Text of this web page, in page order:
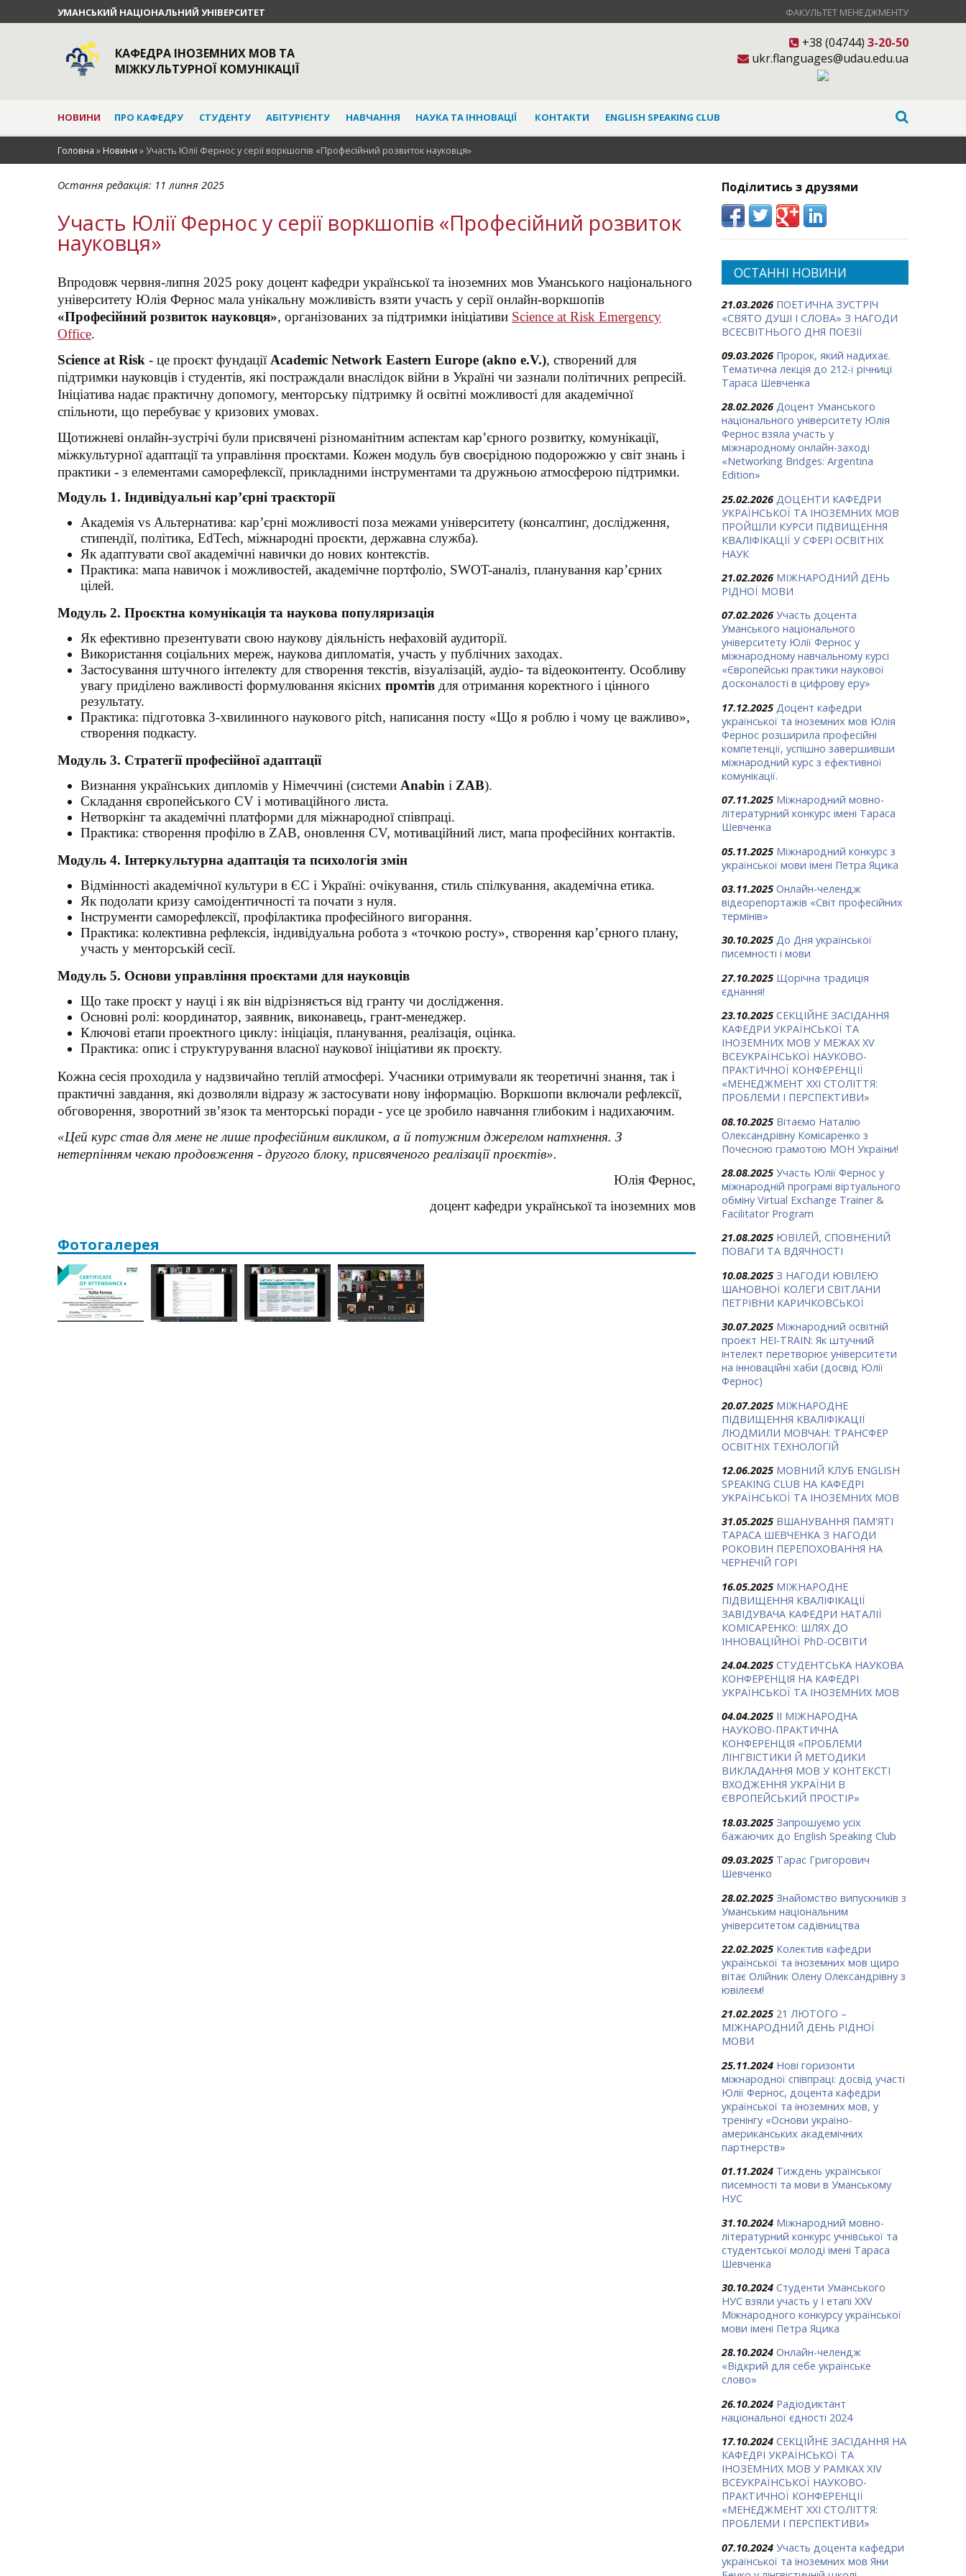
УМАНСЬКИЙ НАЦІОНАЛЬНИЙ УНІВЕРСИТЕТ ФАКУЛЬТЕТ МЕНЕДЖМЕНТУ
КАФЕДРА ІНОЗЕМНИХ МОВ ТА
МІЖКУЛЬТУРНОЇ КОМУНІКАЦІЇ
+38 (04744) 3-20-50
ukr.flanguages@udau.edu.ua
НОВИНИ ПРО КАФЕДРУ СТУДЕНТУ АБІТУРІЄНТУ НАВЧАННЯ НАУКА ТА ІННОВАЦІЇ КОНТАКТИ ENGLISH SPEAKING CLUB
Головна »Новини »Участь Юлії Фернос у серії воркшопів «Професійний розвиток науковця»
Остання редакція: 11 липня 2025
Участь Юлії Фернос у серії воркшопів «Професійний розвиток
науковця»
Впродовж червня-липня 2025 року доцент кафедри української та іноземних мов Уманського національного
університету Юлія Фернос мала унікальну можливість взяти участь у серії онлайн-воркшопів
«Професійний розвиток науковця», організованих за підтримки ініціативи Science at Risk Emergency
Office.
Science at Risk - це проєкт фундації Academic Network Eastern Europe (akno e.V.), створений для
підтримки науковців і студентів, які постраждали внаслідок війни в Україні чи зазнали політичних репресій.
Ініціатива надає практичну допомогу, менторську підтримку й освітні можливості для академічної
спільноти, що перебуває у кризових умовах.
Щотижневі онлайн-зустрічі були присвячені різноманітним аспектам кар’єрного розвитку, комунікації,
міжкультурної адаптації та управління проєктами. Кожен модуль був своєрідною подорожжю у світ знань і
практики - з елементами саморефлексії, прикладними інструментами та дружньою атмосферою підтримки.
Модуль 1. Індивідуальні кар’єрні траєкторії
Академія vs Альтернатива: кар’єрні можливості поза межами університету (консалтинг, дослідження,
стипендії, політика, EdTech, міжнародні проєкти, державна служба).
Як адаптувати свої академічні навички до нових контекстів.
Практика: мапа навичок і можливостей, академічне портфоліо, SWOT-аналіз, планування кар’єрних
цілей.
Модуль 2. Проєктна комунікація та наукова популяризація
Як ефективно презентувати свою наукову діяльність нефаховій аудиторії.
Використання соціальних мереж, наукова дипломатія, участь у публічних заходах.
Застосування штучного інтелекту для створення текстів, візуалізацій, аудіо- та відеоконтенту. Особливу
увагу приділено важливості формулювання якісних промтів для отримання коректного і цінного
результату.
Практика: підготовка 3-хвилинного наукового pitch, написання посту «Що я роблю і чому це важливо»,
створення подкасту.
Модуль 3. Стратегії професійної адаптації
Визнання українських дипломів у Німеччині (системи Anabin і ZAB).
Складання європейського CV і мотиваційного листа.
Нетворкінг та академічні платформи для міжнародної співпраці.
Практика: створення профілю в ZAB, оновлення CV, мотиваційний лист, мапа професійних контактів.
Модуль 4. Інтеркультурна адаптація та психологія змін
Відмінності академічної культури в ЄС і Україні: очікування, стиль спілкування, академічна етика.
Як подолати кризу самоідентичності та почати з нуля.
Інструменти саморефлексії, профілактика професійного вигорання.
Практика: колективна рефлексія, індивідуальна робота з «точкою росту», створення кар’єрного плану,
участь у менторській сесії.
Модуль 5. Основи управління проєктами для науковців
Що таке проєкт у науці і як він відрізняється від гранту чи дослідження.
Основні ролі: координатор, заявник, виконавець, грант-менеджер.
Ключові етапи проектного циклу: ініціація, планування, реалізація, оцінка.
Практика: опис і структурування власної наукової ініціативи як проєкту.
Кожна сесія проходила у надзвичайно теплій атмосфері. Учасники отримували як теоретичні знання, так і
практичні завдання, які дозволяли відразу ж застосувати нову інформацію. Воркшопи включали рефлексії,
обговорення, зворотний зв’язок та менторські поради - усе це зробило навчання глибоким і надихаючим.
«Цей курс став для мене не лише професійним викликом, а й потужним джерелом натхнення. З
нетерпінням чекаю продовження - другого блоку, присвяченого реалізації проєктів».
Юлія Фернос,
доцент кафедри української та іноземних мов
Фотогалерея
Поділитись з друзями
ОСТАННІ НОВИНИ
21.03.2026 ПОЕТИЧНА ЗУСТРІЧ
«СВЯТО ДУШІ І СЛОВА» З НАГОДИ
ВСЕСВІТНЬОГО ДНЯ ПОЕЗІЇ
09.03.2026 Пророк, який надихає.
Тематична лекція до 212-ї річниці
Тараса Шевченка
28.02.2026 Доцент Уманського
національного університету Юлія
Фернос взяла участь у
міжнародному онлайн-заході
«Networking Bridges: Argentina
Edition»
25.02.2026 ДОЦЕНТИ КАФЕДРИ
УКРАЇНСЬКОЇ ТА ІНОЗЕМНИХ МОВ
ПРОЙШЛИ КУРСИ ПІДВИЩЕННЯ
КВАЛІФІКАЦІЇ У СФЕРІ ОСВІТНІХ
НАУК
21.02.2026 МІЖНАРОДНИЙ ДЕНЬ
РІДНОЇ МОВИ
07.02.2026 Участь доцента
Уманського національного
університету Юлії Фернос у
міжнародному навчальному курсі
«Європейські практики наукової
досконалості в цифрову еру»
17.12.2025 Доцент кафедри
української та іноземних мов Юлія
Фернос розширила професійні
компетенції, успішно завершивши
міжнародний курс з ефективної
комунікації.
07.11.2025 Міжнародний мовно-
літературний конкурс імені Тараса
Шевченка
05.11.2025 Міжнародний конкурс з
української мови імені Петра Яцика
03.11.2025 Онлайн-челендж
відеорепортажів «Світ професійних
термінів»
30.10.2025 До Дня української
писемності і мови
27.10.2025 Щорічна традиція
єднання!
23.10.2025 СЕКЦІЙНЕ ЗАСІДАННЯ
КАФЕДРИ УКРАЇНСЬКОЇ ТА
ІНОЗЕМНИХ МОВ У МЕЖАХ ХV
ВСЕУКРАЇНСЬКОЇ НАУКОВО-
ПРАКТИЧНОЇ КОНФЕРЕНЦІЇ
«МЕНЕДЖМЕНТ XXI СТОЛІТТЯ:
ПРОБЛЕМИ І ПЕРСПЕКТИВИ»
08.10.2025 Вітаємо Наталію
Олександрівну Комісаренко з
Почесною грамотою МОН України!
28.08.2025 Участь Юлії Фернос у
міжнародній програмі віртуального
обміну Virtual Exchange Trainer &
Facilitator Program
21.08.2025 ЮВІЛЕЙ, СПОВНЕНИЙ
ПОВАГИ ТА ВДЯЧНОСТІ
10.08.2025 З НАГОДИ ЮВІЛЕЮ
ШАНОВНОЇ КОЛЕГИ СВІТЛАНИ
ПЕТРІВНИ КАРИЧКОВСЬКОЇ
30.07.2025 Міжнародний освітній
проект HEI-TRAIN: Як штучний
інтелект перетворює університети
на інноваційні хаби (досвід Юлії
Фернос)
20.07.2025 МІЖНАРОДНЕ
ПІДВИЩЕННЯ КВАЛІФІКАЦІЇ
ЛЮДМИЛИ МОВЧАН: ТРАНСФЕР
ОСВІТНІХ ТЕХНОЛОГІЙ
12.06.2025 МОВНИЙ КЛУБ ENGLISH
SPEAKING CLUB НА КАФЕДРІ
УКРАЇНСЬКОЇ ТА ІНОЗЕМНИХ МОВ
31.05.2025 ВШАНУВАННЯ ПАМ'ЯТІ
ТАРАСА ШЕВЧЕНКА З НАГОДИ
РОКОВИН ПЕРЕПОХОВАННЯ НА
ЧЕРНЕЧІЙ ГОРІ
16.05.2025 МІЖНАРОДНЕ
ПІДВИЩЕННЯ КВАЛІФІКАЦІЇ
ЗАВІДУВАЧА КАФЕДРИ НАТАЛІЇ
КОМІСАРЕНКО: ШЛЯХ ДО
ІННОВАЦІЙНОЇ PhD-ОСВІТИ
24.04.2025 СТУДЕНТСЬКА НАУКОВА
КОНФЕРЕНЦІЯ НА КАФЕДРІ
УКРАЇНСЬКОЇ ТА ІНОЗЕМНИХ МОВ
04.04.2025 ІІ МІЖНАРОДНА
НАУКОВО-ПРАКТИЧНА
КОНФЕРЕНЦІЯ «ПРОБЛЕМИ
ЛІНГВІСТИКИ Й МЕТОДИКИ
ВИКЛАДАННЯ МОВ У КОНТЕКСТІ
ВХОДЖЕННЯ УКРАЇНИ В
ЄВРОПЕЙСЬКИЙ ПРОСТІР»
18.03.2025 Запрошуємо усіх
бажаючих до English Speaking Club
09.03.2025 Тарас Григорович
Шевченко
28.02.2025 Знайомство випускників з
Уманським національним
університетом садівництва
22.02.2025 Колектив кафедри
української та іноземних мов щиро
вітає Олійник Олену Олександрівну з
ювілеєм!
21.02.2025 21 ЛЮТОГО –
МІЖНАРОДНИЙ ДЕНЬ РІДНОЇ
МОВИ
25.11.2024 Нові горизонти
міжнародної співпраці: досвід участі
Юлії Фернос, доцента кафедри
української та іноземних мов, у
тренінгу «Основи україно-
американських академічних
партнерств»
01.11.2024 Тиждень української
писемності та мови в Уманському
НУС
31.10.2024 Міжнародний мовно-
літературний конкурс учнівської та
студентської молоді імені Тараса
Шевченка
30.10.2024 Студенти Уманського
НУС взяли участь у І етапі ХХV
Міжнародного конкурсу української
мови імені Петра Яцика
28.10.2024 Онлайн-челендж
«Відкрий для себе українське
слово»
26.10.2024 Радіодиктант
національної єдності 2024
17.10.2024 СЕКЦІЙНЕ ЗАСІДАННЯ НА
КАФЕДРІ УКРАЇНСЬКОЇ ТА
ІНОЗЕМНИХ МОВ У РАМКАХ ХIV
ВСЕУКРАЇНСЬКОЇ НАУКОВО-
ПРАКТИЧНОЇ КОНФЕРЕНЦІЇ
«МЕНЕДЖМЕНТ ХХІ СТОЛІТТЯ:
ПРОБЛЕМИ І ПЕРСПЕКТИВИ»
07.10.2024 Участь доцента кафедри
української та іноземних мов Яни